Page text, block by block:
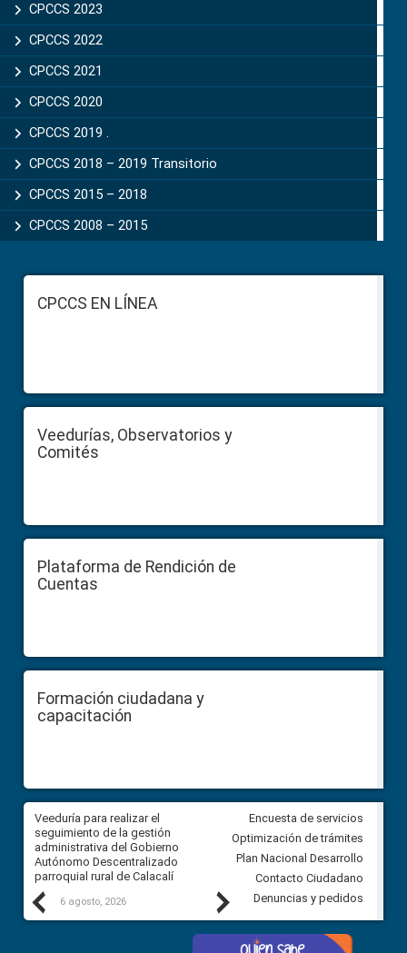
CPCCS 2023
CPCCS 2022
CPCCS 2021
CPCCS 2020
CPCCS 2019 .
CPCCS 2018 – 2019 Transitorio
CPCCS 2015 – 2018
CPCCS 2008 – 2015
FooterCPCCS EN LÍNEA
Veedurías, Observatorios y
Comités
Plataforma de Rendición de
Cuentas
Formación ciudadana y
capacitación
Previous
Veeduría para realizar el
seguimiento de la gestión
administrativa del Gobierno
Autónomo Descentralizado
parroquial rural de Calacalí
6 agosto, 2026
Veeduría para vigilar los
derivados de la Audiencia
comunidad Urbina, parroquia
Carolina
5 agosto, 2026
Next
Encuesta de servicios
Optimización de trámites
Plan Nacional Desarrollo
Contacto Ciudadano
Denuncias y pedidos